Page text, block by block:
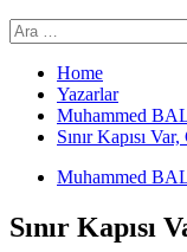
Arama:
Home
Yazarlar
Muhammed
Sınır Kapısı
Muhammed
Sınır